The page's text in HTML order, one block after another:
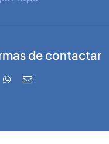
de contactar